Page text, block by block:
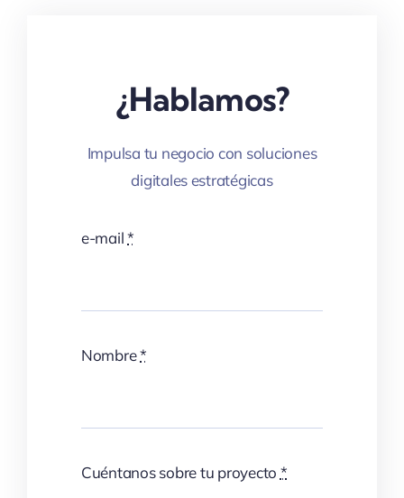
¿Hablamos?
Impulsa tu negocio con soluciones
digitales estratégicas
e-mail*
Nombre*
Cuéntanos sobre tu proyecto *